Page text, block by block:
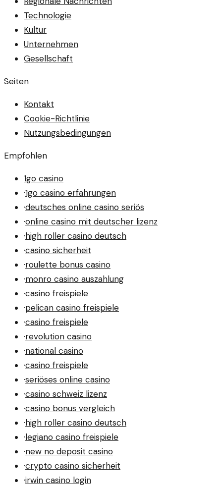
Technologie
Kultur
Unternehmen
Gesellschaft
Seiten
Kontakt
Cookie-Richtlinie
Nutzungsbedingungen
Empfohlen
1go casino
·1go casino erfahrungen
·deutsches online casino seriös
·online casino mit deutscher lizenz
·high roller casino deutsch
·casino sicherheit
·roulette bonus casino
·monro casino auszahlung
·casino freispiele
·pelican casino freispiele
·casino freispiele
·revolution casino
·national casino
·casino freispiele
·seriöses online casino
·casino schweiz lizenz
·casino bonus vergleich
·high roller casino deutsch
·legiano casino freispiele
·new no deposit casino
·crypto casino sicherheit
·irwin casino login